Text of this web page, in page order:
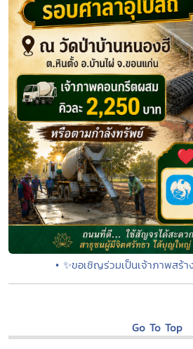
• ✨ขอเชิญร่วมเป็นเจ้าภาพสร้
Go To Top